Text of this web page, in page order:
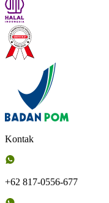
Kontak
+62 817-0556-677